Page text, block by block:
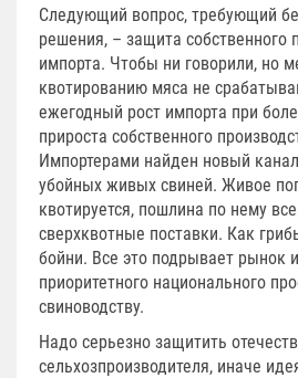
Следующий вопрос, требующий
решения, – защита собственного
импорта. Чтобы ни говорили, но
квотированию мяса не
ежегодный рост импорта при
прироста собственного
Импортерами найден новый
убойных живых свиней. Живое
квотируется, пошлина по нему
сверхквотные поставки. Как
бойни. Все это подрывает рынок
приоритетного национального
свиноводству.
Надо серьезно защитить
сельхозпроизводителя, иначе